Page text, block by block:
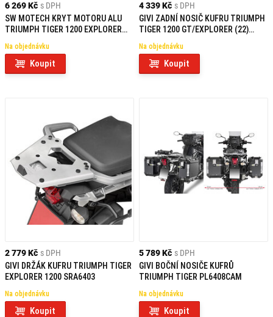
6 269 Kč s DPH
SW MOTECH KRYT MOTORU ALU
TRIUMPH TIGER 1200 EXPLORER
Na objednávku
Koupit
4 339 Kč s DPH
GIVI ZADNÍ NOSIČ KUFRU TRIUMPH
TIGER 1200 GT/EXPLORER (22)
Na objednávku
Koupit
2 779 Kč s DPH
GIVI DRŽÁK KUFRU TRIUMPH TIGER
EXPLORER 1200 SRA6403
Na objednávku
Koupit
5 789 Kč s DPH
GIVI BOČNÍ NOSIČE KUFRŮ
TRIUMPH TIGER PL6408CAM
Na objednávku
Koupit